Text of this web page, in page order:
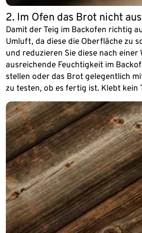
2. Im Ofen das Brot nicht
Damit der Teig im Backofen richtig
Umluft, da diese die Oberfläche zu
und reduzieren Sie diese nach
ausreichende Feuchtigkeit im
stellen oder das Brot gelegentlich
zu testen, ob es fertig ist. Klebt kein